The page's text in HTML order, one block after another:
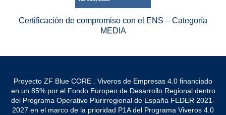
Certificación de compromiso con el ENS – Categoría
MEDIA
Proyecto ZF Blue CORE . Viveros de Empresas 4.0 financiado
en un 85% por el Fondo Europeo de Desarrollo Regional dentro
del Programa Operativo Plurirregional de España FEDER 2021-
2027 en el marco de la prioridad P1A del Programa Viveros 4.0